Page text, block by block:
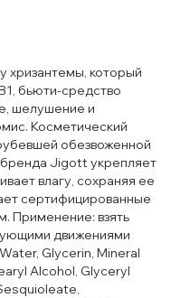
хризантемы, который
бьюти-средство
шелушение и
Косметический
обезвоженной
бренда Jigott укрепляет
влагу, сохраняя ее
сертифицированные
Применение: взять
движениями
Glycerin, Mineral
Alcohol, Glyceryl